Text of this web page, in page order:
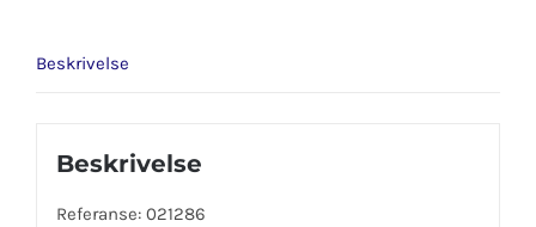
Beskrivelse
Beskrivelse
Referanse: 021286